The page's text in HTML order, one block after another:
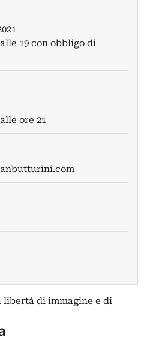
19 con obbligo di
ore 21
libertà di immagine e di